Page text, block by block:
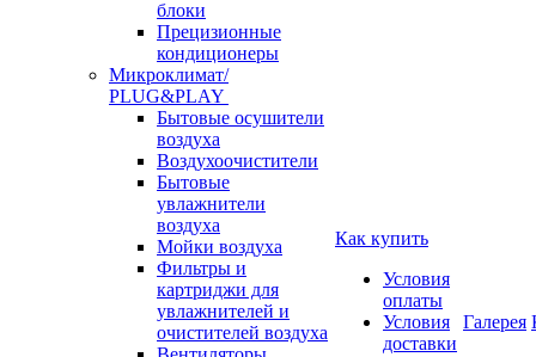
блоки
Прецизионные
кондиционеры
Микроклимат/
PLUG&PLAY
Бытовые осушители
воздуха
Воздухоочистители
Бытовые
увлажнители
воздуха
Мойки воздуха
Фильтры и
картриджи для
увлажнителей и
очистителей воздуха
Как купить
Условия
оплаты
Условия
доставки
Галерея